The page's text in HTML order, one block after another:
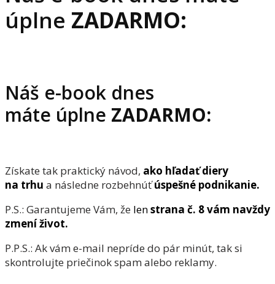
úplne ZADARMO:
Náš e-book dnes
máte úplne ZADARMO:
Získate tak praktický návod, ako hľadať diery
na trhu a následne rozbehnúť úspešné podnikanie.
P.S.: Garantujeme Vám, že lenstrana č. 8 vám navždy
zmení život.
P.P.S.: Ak vám e-mail nepríde do pár minút, tak si
skontrolujte priečinok spam alebo reklamy.